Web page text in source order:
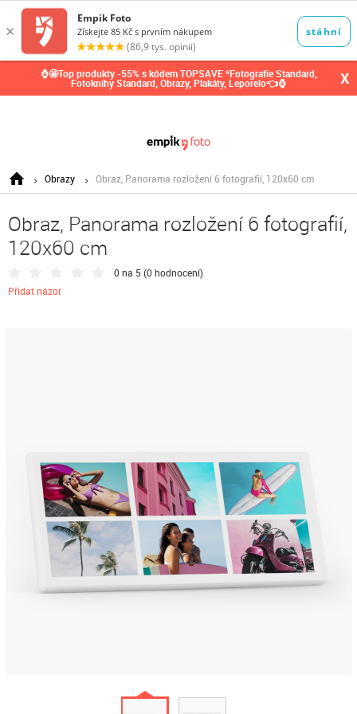
⌚🤩Top produkty -55% s kódem TOPSAVE *Fotografie Standard,
Fotoknihy Standard, Obrazy, Plakáty, Leporelo👈⌚ X
Obrazy Obraz, Panorama rozložení 6 fotografií, 120x60 cm
Obraz, Panorama rozložení 6 fotografií,
120x60 cm
0 na 5 (0 hodnocení)
Přidat názor